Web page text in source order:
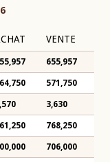
VENTE
655,957
571,750
3,630
768,250
706,000